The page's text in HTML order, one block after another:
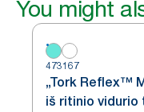
You might
473167
„Tork Reflex™
iš ritinio vidurio